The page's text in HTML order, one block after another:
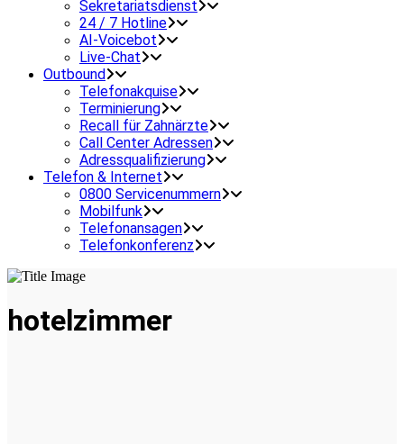
Sekretariatsdienst
24 / 7 Hotline
AI-Voicebot
Live-Chat
Outbound
Telefonakquise
Terminierung
Recall für Zahnärzte
Call Center Adressen
Adressqualifizierung
Telefon & Internet
0800 Servicenummern
Mobilfunk
Telefonansagen
Telefonkonferenz
hotelzimmer